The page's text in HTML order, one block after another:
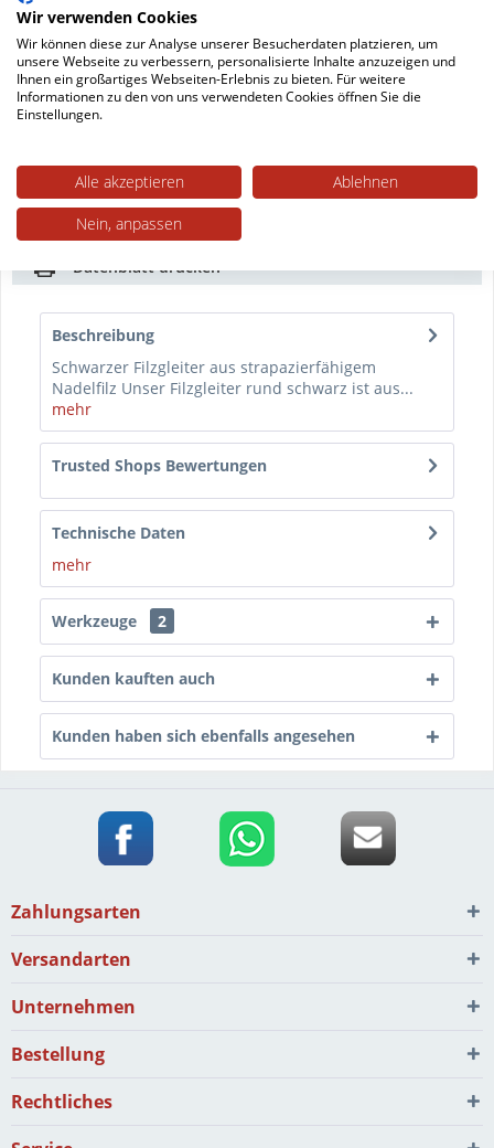
Filzgleiter-Lineal
Muster bestellen
Datenblatt drucken
Beschreibung
Schwarzer Filzgleiter aus strapazierfähigem
Nadelfilz Unser Filzgleiter rund schwarz ist aus...
mehr
Trusted Shops Bewertungen
Technische Daten
mehr
Werkzeuge 2
Kunden kauften auch
Kunden haben sich ebenfalls angesehen
Zahlungsarten
Versandarten
Unternehmen
Bestellung
Rechtliches
Wir verwenden Cookies
Wir können diese zur Analyse unserer Besucherdaten platzieren, um
unsere Webseite zu verbessern, personalisierte Inhalte anzuzeigen und
Ihnen ein großartiges Webseiten-Erlebnis zu bieten. Für weitere
Informationen zu den von uns verwendeten Cookies öffnen Sie die
Einstellungen.
Alle akzeptieren
Ablehnen
Nein, anpassen